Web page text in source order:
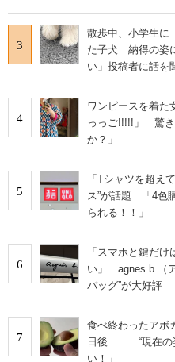
3
散歩中、小学生に
た子犬 納得の姿
い」投稿者に話を
4
ワンピースを着
っっご!!!!!」 驚き
か？」
5
「Tシャツを超え
ス”が話題 「4色
られる！！」
6
「スマホと鍵だ
い」 agnes b.（
バッグ”が大好評
7
食べ終わったアボ
日後…… “現在の
い！」